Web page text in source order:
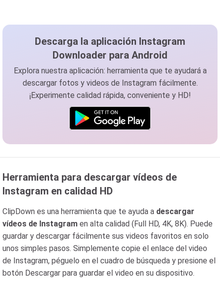
Descarga la aplicación Instagram
Downloader para Android
Explora nuestra aplicación: herramienta que te ayudará a
descargar fotos y videos de Instagram fácilmente.
¡Experimente calidad rápida, conveniente y HD!
Herramienta para descargar vídeos de
Instagram en calidad HD
ClipDown es una herramienta que te ayuda a descargar
vídeos de Instagram en alta calidad (Full HD, 4K, 8K). Puede
guardar y descargar fácilmente sus videos favoritos en solo
unos simples pasos. Simplemente copie el enlace del video
de Instagram, péguelo en el cuadro de búsqueda y presione el
botón Descargar para guardar el video en su dispositivo.